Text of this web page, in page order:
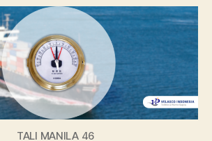
TALI MANILA 46